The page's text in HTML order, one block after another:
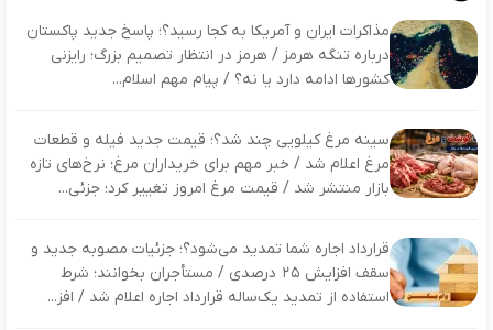
مذاکرات ایران و آمریکا به کجا رسید؟؛ پاسخ جدید پاکستان
درباره تنگه هرمز / هرمز در انتظار تصمیم بزرگ؛ رایزنی
کشورها ادامه دارد یا نه؟ / پیام مهم اسلام‌...
سینه مرغ کیلویی چند شد؟؛ قیمت جدید فیله و قطعات
مرغ اعلام شد / خبر مهم برای خریداران مرغ؛ نرخ‌های تازه
بازار منتشر شد / قیمت مرغ امروز تغییر کرد؛ جزئی...
قرارداد اجاره شما تمدید می‌شود؟؛ جزئیات مصوبه جدید و
سقف افزایش ۲۵ درصدی / مستأجران بخوانند؛ شرط
استفاده از تمدید یک‌ساله قرارداد اجاره اعلام شد / افز...